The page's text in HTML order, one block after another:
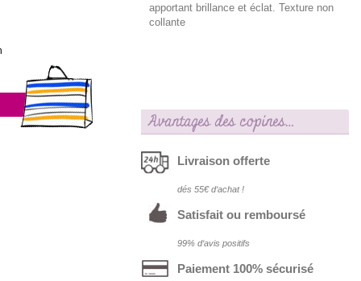
apportant brillance et éclat. Texture non
collante
Avantages des copines…
Livraison offerte
dés 55€ d‘achat !
Satisfait ou remboursé
99% d‘avis positifs
Paiement 100% sécurisé